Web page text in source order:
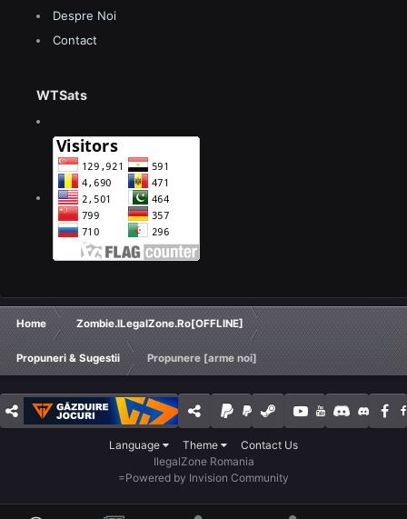
Despre Noi
Contact
WTSats
Home Zombie.ILegalZone.Ro[OFFLINE]
Propuneri & Sugestii Propunere [arme noi]
Language Theme
Contact Us
IlegalZone Romania
=Powered by Invision Community